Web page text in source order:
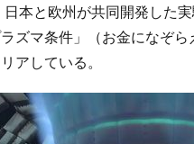
本と欧州が共同開発した
ズマ条件」（お金になぞ
アしている。